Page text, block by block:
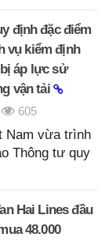
định đặc điểm
vụ kiểm định
áp lực sử
vận tải
605
Nam vừa trình
Thông tư quy
Hai Lines đầu
48.000